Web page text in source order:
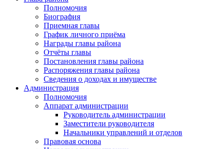
Полномочия
Биография
Приемная главы
График личного приёма
Награды главы района
Отчёты главы
Постановления главы района
Распоряжения главы района
Сведения о доходах и имуществе
Администрация
Полномочия
Аппарат администрации
Руководитель администрации
Заместители руководителя
Начальники управлений и отделов
Правовая основа